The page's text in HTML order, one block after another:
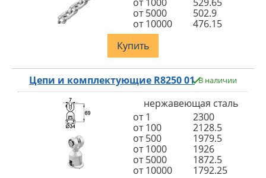
от 5000
502.9
от 10000
476.15
Купить
Цепи и комплектующие R8250 01 В наличии
нержавеющая сталь
от 1
2300
от 100
2128.5
от 500
1979.5
от 1000
1926
от 5000
1872.5
от 10000
1792.25